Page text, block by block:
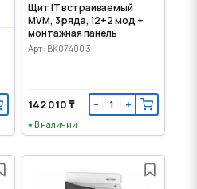
Щит IT встраиваемый
MVM, 3 ряда, 12+2 мод +
монтажная панель
Арт: BK074003--
142 010 ₸ − +
В наличии